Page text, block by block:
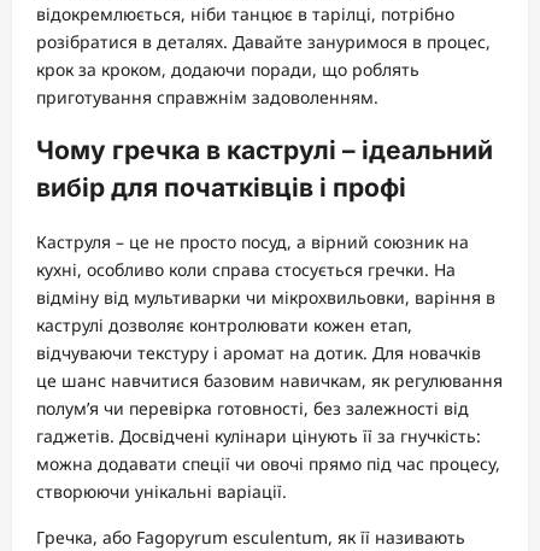
відокремлюється, ніби танцює в тарілці, потрібно
розібратися в деталях. Давайте зануримося в процес,
крок за кроком, додаючи поради, що роблять
приготування справжнім задоволенням.
Чому гречка в каструлі – ідеальний
вибір для початківців і профі
Каструля – це не просто посуд, а вірний союзник на
кухні, особливо коли справа стосується гречки. На
відміну від мультиварки чи мікрохвильовки, варіння в
каструлі дозволяє контролювати кожен етап,
відчуваючи текстуру і аромат на дотик. Для новачків
це шанс навчитися базовим навичкам, як регулювання
полум’я чи перевірка готовності, без залежності від
гаджетів. Досвідчені кулінари цінують її за гнучкість:
можна додавати спеції чи овочі прямо під час процесу,
створюючи унікальні варіації.
Гречка, або Fagopyrum esculentum, як її називають